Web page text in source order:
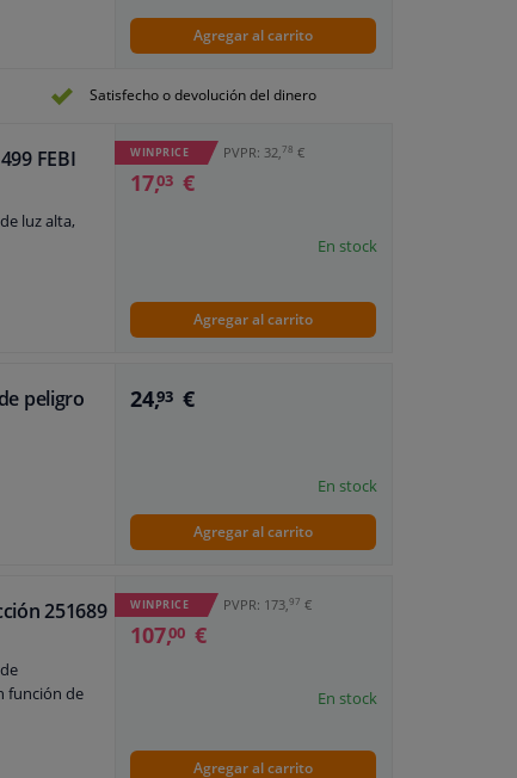
Agregar al carrito
Satisfecho o devolución del dinero
FEBI
luz alta,
WINPRICE PVPR: 32,78 €
17,03 €
En stock
Agregar al carrito
peligro 24,93 €
En stock
Agregar al carrito
251689
función de
WINPRICE PVPR: 173,97 €
107,00 €
En stock
Agregar al carrito